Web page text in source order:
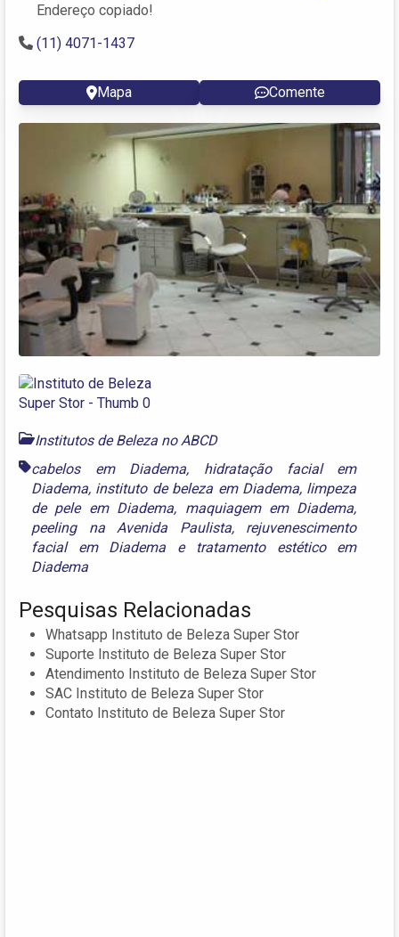
Endereço copiado!
(11) 4071-1437
Mapa Comente
Institutos de Beleza no ABCD
cabelos em Diadema, hidratação facial em
Diadema, instituto de beleza em Diadema, limpeza
de pele em Diadema, maquiagem em Diadema,
peeling na Avenida Paulista, rejuvenescimento
facial em Diadema e
tratamento estético em
Diadema
Pesquisas Relacionadas
Whatsapp Instituto de Beleza Super Stor
Suporte Instituto de Beleza Super Stor
Atendimento Instituto de Beleza Super Stor
SAC Instituto de Beleza Super Stor
Contato Instituto de Beleza Super Stor